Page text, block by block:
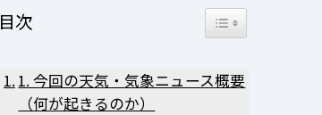
目次 Toggle Table of
1. 今回の天気・気象ニュース概要
（何が起きるのか）